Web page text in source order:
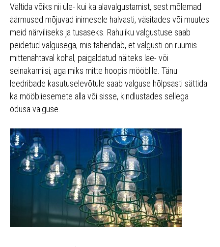
Vältida võiks nii üle- kui ka alavalgustamist, sest mõlemad
äärmused mõjuvad inimesele halvasti, väsitades või muutes
meid närviliseks ja tusaseks. Rahuliku valgustuse saab
peidetud valgusega, mis tähendab, et valgusti on ruumis
mittenähtaval kohal, paigaldatud näiteks lae- või
seinakarniisi, aga miks mitte hoopis mööblile. Tänu
leedribade kasutuselevõtule saab valguse hõlpsasti sättida
ka mööbliesemete alla või sisse, kindlustades sellega
õdusa valguse.